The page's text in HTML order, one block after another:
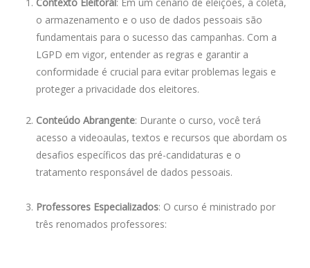
o armazenamento e o uso de dados pessoais são
fundamentais para o sucesso das campanhas. Com a
LGPD em vigor, entender as regras e garantir a
conformidade é crucial para evitar problemas legais e
proteger a privacidade dos eleitores.
Conteúdo Abrangente: Durante o curso, você terá
acesso a videoaulas, textos e recursos que abordam os
desafios específicos das pré-candidaturas e o
tratamento responsável de dados pessoais.
Professores Especializados: O curso é ministrado por
três renomados professores: